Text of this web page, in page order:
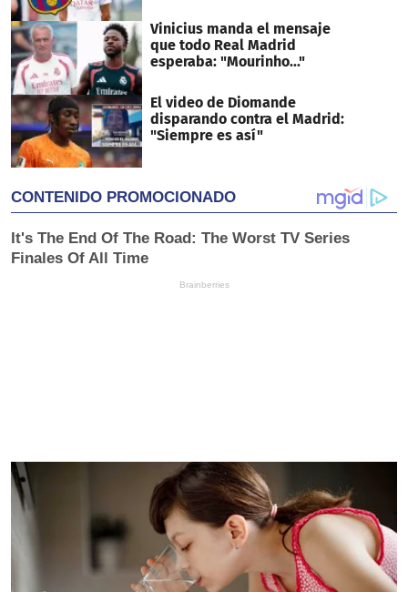
Vinicius manda el mensaje
que todo Real Madrid
esperaba: "Mourinho..."
El video de Diomande
disparando contra el Madrid:
"Siempre es así"